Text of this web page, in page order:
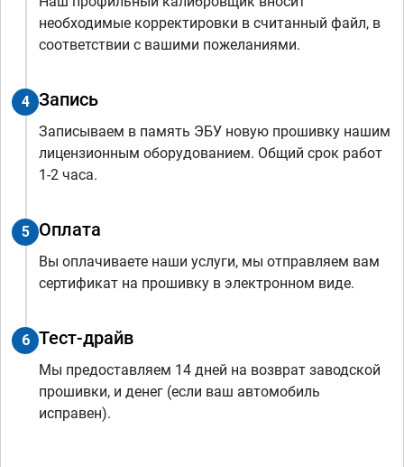
необходимые корректировки в считанный файл, в
соответствии с вашими пожеланиями.
4 Запись
Записываем в память ЭБУ новую прошивку нашим
лицензионным оборудованием. Общий срок работ
1-2 часа.
5 Оплата
Вы оплачиваете наши услуги, мы отправляем вам
сертификат на прошивку в электронном виде.
6 Тест-драйв
Мы предоставляем 14 дней на возврат заводской
прошивки, и денег (если ваш автомобиль
исправен).